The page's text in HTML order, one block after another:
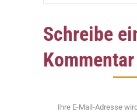
Schreibe
Kommentar
Ihre E-Mail-Adresse